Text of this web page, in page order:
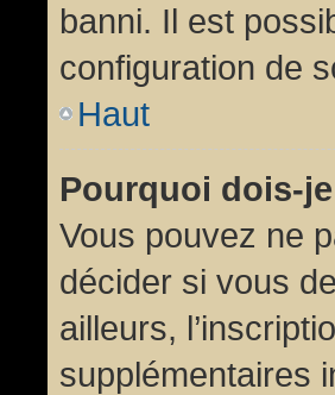
banni. Il est
configuration de
Haut
Pourquoi dois-
Vous pouvez ne
décider si vous
ailleurs,
supplémentaires